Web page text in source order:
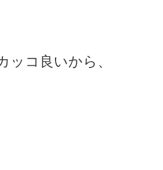
ッコ良いから、